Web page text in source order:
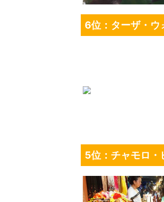
6位：ターザ・ウ
5位：チャモロ・